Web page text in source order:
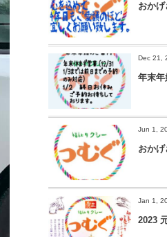
おか
Dec 21,
年末年
Jun 1,
おかげ
Jan 1,
2023